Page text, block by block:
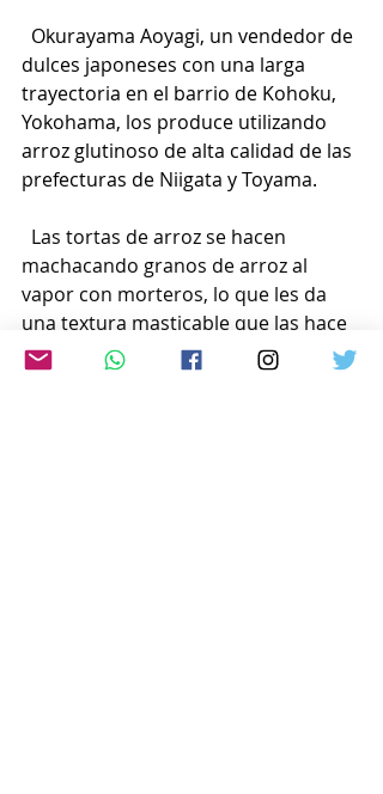
Okurayama Aoyagi, un vendedor de
dulces japoneses con una larga
trayectoria en el barrio de Kohoku,
Yokohama, los produce utilizando
arroz glutinoso de alta calidad de las
prefecturas de Niigata y Toyama.
Las tortas de arroz se hacen
machacando granos de arroz al
vapor con morteros, lo que les da
una textura masticable que las hace
fáciles de morder.